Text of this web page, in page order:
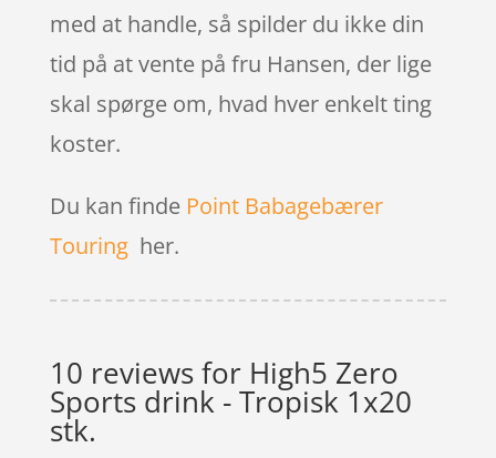
med at handle, så spilder du ikke din
tid på at vente på fru Hansen, der lige
skal spørge om, hvad hver enkelt ting
koster.
Du kan finde Point Babagebærer
Touringher.
10 reviews for High5 Zero
Sports drink - Tropisk 1x20
stk.